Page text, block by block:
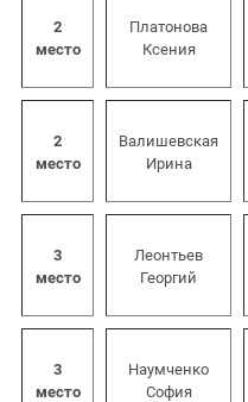
2
место
Платонова
Ксения
2
место
Валишевская
Ирина
3
место
Леонтьев
Георгий
3
место
Наумченко
София